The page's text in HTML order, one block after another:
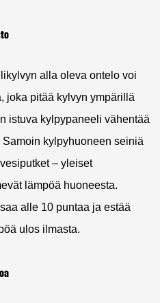
alla oleva ontelo voi
joka pitää kylvyn ympärillä
istuva kylpypaneeli vähentää
kylpyhuoneen seiniä
– yleiset
lämpöä huoneesta.
alle 10 puntaa ja estää
ulos ilmasta.